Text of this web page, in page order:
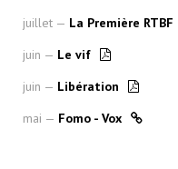
juillet — La Première RTBF
juin — Le vif
juin — Libération
mai — Fomo - Vox